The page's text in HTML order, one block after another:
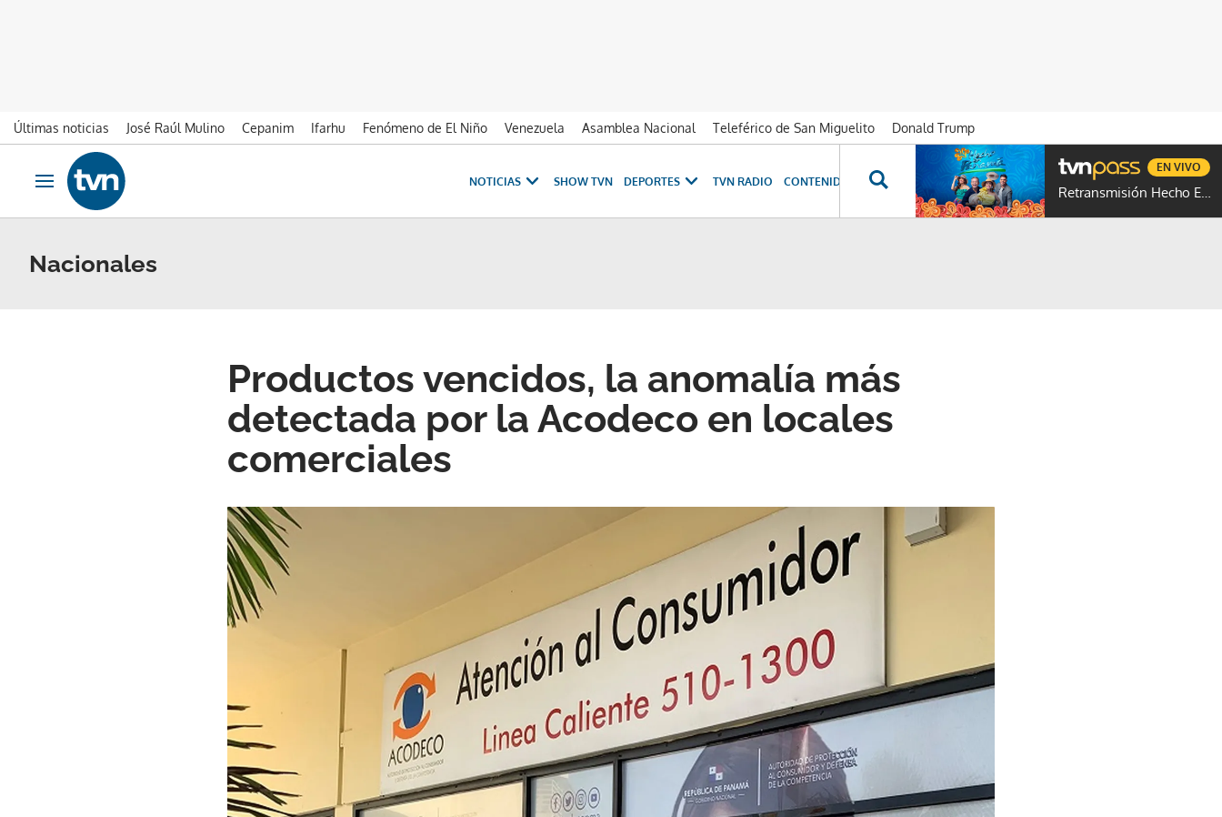
Últimas noticias José Raúl Mulino Cepanim Ifarhu Fenómeno de El Niño Venezuela Asamblea Nacional Teleférico de San Miguelito
Donald Trump
Ir al contenido
Obrir navegació
NOTICIAS SHOW TVN DEPORTES TVN RADIO CONTENIDOS ESPECIALES NOVELAS PROGRAMAS GENTE TVN
Retransmisión Hecho En Panamá
EN VIVO
Nacionales
Productos vencidos, la anomalía más
detectada por la Acodeco en locales
comerciales